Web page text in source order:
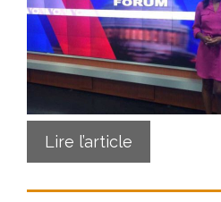
Lire l’article